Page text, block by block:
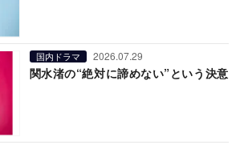
国内ドラマ 2026.07.29
関水渚の“絶対に諦めない”という決意